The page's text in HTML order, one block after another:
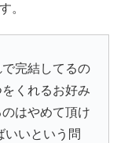
。
完結してるの
くれるお好み
はやめて頂け
いいという問